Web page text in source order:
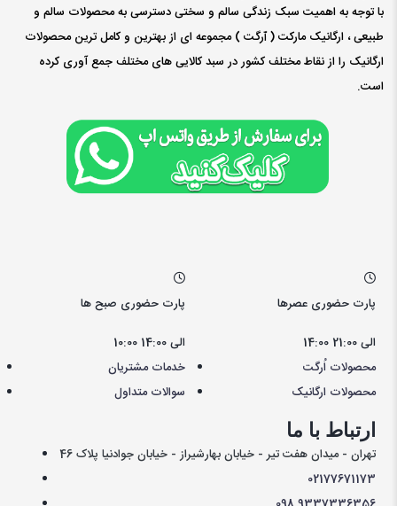
با توجه به اهمیت سبک زندگی سالم و سختی دسترسی به محصولات سالم و
طبیعی ، ارگانیک مارکت ( ٱرگت ) مجموعه ای از بهترین و کامل ترین محصولات
ارگانیک را از نقاط مختلف کشور در سبد کالایی های مختلف جمع آوری کرده
است.
پارت حضوری صبح ها
10:00 الی 14:00
پارت حضوری عصرها
14:00 الی 21:00
خدمات مشتریان
سوالات متداول
محصولات اُرگت
محصولات ارگانیک
ارتباط با ما
تهران - میدان هفت تیر - خیابان بهارشیراز - خیابان جوادنیا پلاک 46
02177671173